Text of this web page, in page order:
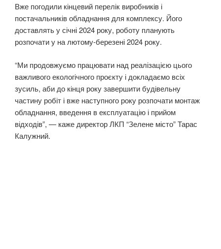
Вже погодили кінцевий перелік виробників і
постачальників обладнання для комплексу. Його
доставлять у січні 2024 року, роботу планують
розпочати у на лютому-березені 2024 року.
“Ми продовжуємо працювати над реалізацією цього
важливого екологічного проєкту і докладаємо всіх
зусиль, аби до кінця року завершити будівельну
частину робіт і вже наступного року розпочати монтаж
обладнання, введення в експлуатацію і прийом
відходів”, — каже директор ЛКП “Зелене місто” Тарас
Калужний.